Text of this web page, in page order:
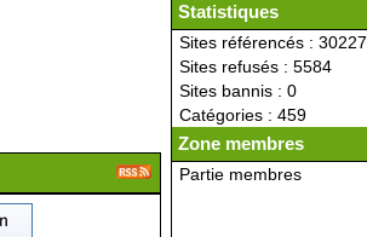
Statistiques
Sites référencés : 30227
Sites refusés : 5584
Sites bannis : 0
Catégories : 459
Zone membres
Partie membres